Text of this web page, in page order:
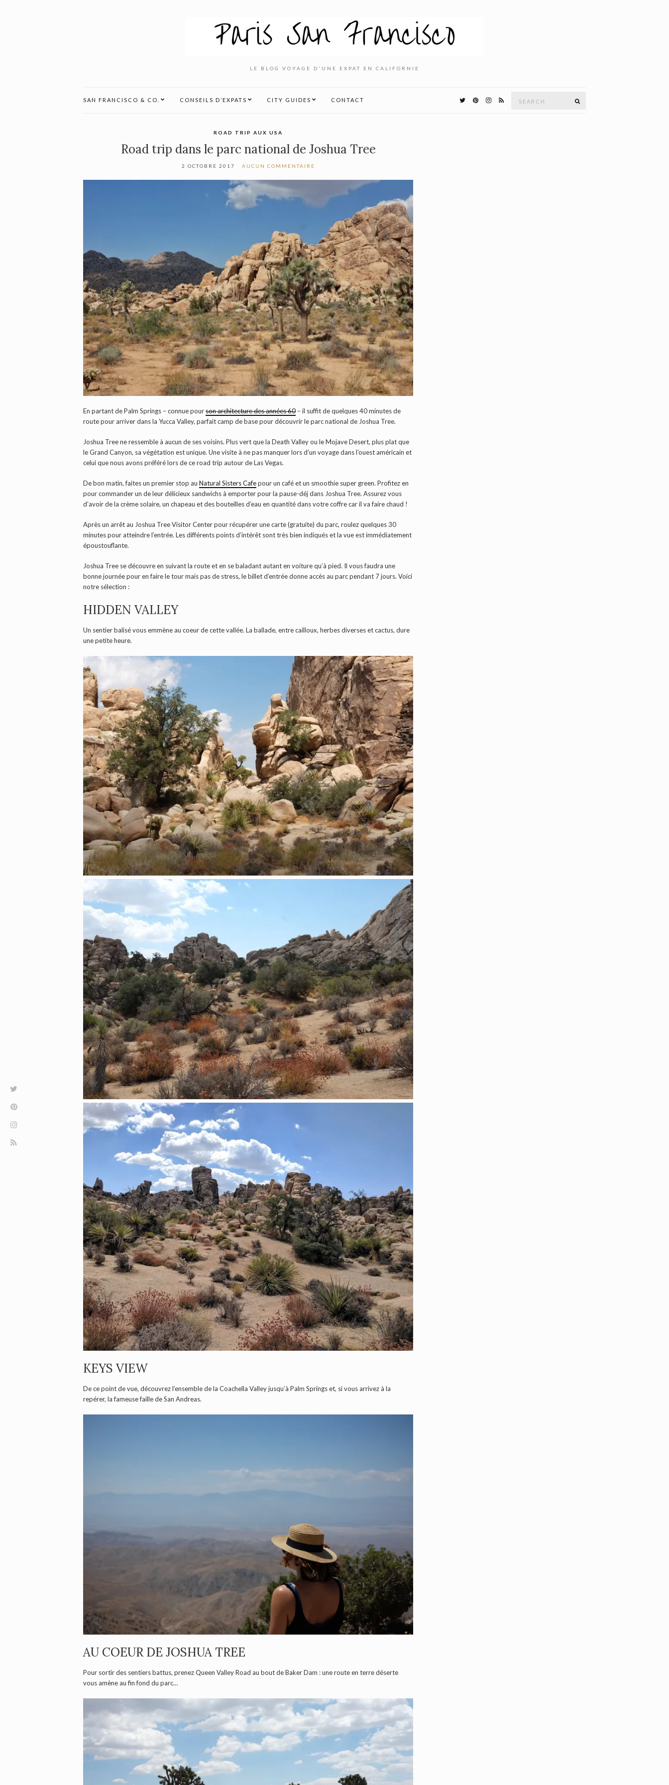
LE BLOG VOYAGE D'UNE EXPAT EN CALIFORNIE
SAN FRANCISCO & CO. CONSEILS D’EXPATS CITY GUIDES CONTACT
ROAD TRIP AUX USA
Road trip dans le parc national de Joshua Tree
2 OCTOBRE 2017 AUCUN COMMENTAIRE
En partant de Palm Springs – connue pourson architecture des années 60 – il suffit de quelques 40 minutes de
route pour arriver dans la Yucca Valley, parfait camp de base pour découvrir le parc national de Joshua Tree.
Joshua Tree ne ressemble à aucun de ses voisins. Plus vert que la Death Valley ou le Mojave Desert, plus plat que
le Grand Canyon, sa végétation est unique. Une visite à ne pas manquer lors d’un voyage dans l’ouest américain et
celui que nous avons préféré lors de ce road trip autour de Las Vegas.
De bon matin, faites un premier stop au Natural Sisters Cafepour un café et un smoothie super green. Profitez en
pour commander un de leur délicieux sandwichs à emporter pour la pause-déj dans Joshua Tree. Assurez vous
d’avoir de la crème solaire, un chapeau et des bouteilles d’eau en quantité dans votre coffre car il va faire chaud !
Après un arrêt au Joshua Tree Visitor Center pour récupérer une carte (gratuite) du parc, roulez quelques 30
minutes pour atteindre l’entrée. Les différents points d’intérêt sont très bien indiqués et la vue est immédiatement
époustouflante.
Joshua Tree se découvre en suivant la route et en se baladant autant en voiture qu’à pied. Il vous faudra une
bonne journée pour en faire le tour mais pas de stress, le billet d’entrée donne accès au parc pendant 7 jours. Voici
notre sélection :
HIDDEN VALLEY
Un sentier balisé vous emmène au coeur de cette vallée. La ballade, entre cailloux, herbes diverses et cactus, dure
une petite heure.
KEYS VIEW
De ce point de vue, découvrez l’ensemble de la Coachella Valley jusqu’à Palm Springs et, si vous arrivez à la
repérer, la fameuse faille de San Andreas.
AU COEUR DE JOSHUA TREE
Pour sortir des sentiers battus, prenez Queen Valley Road au bout de Baker Dam : une route en terre déserte
vous amène au fin fond du parc…